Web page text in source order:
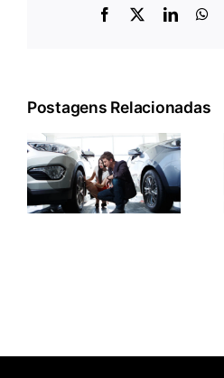
Facebook
Postagens Relacionadas